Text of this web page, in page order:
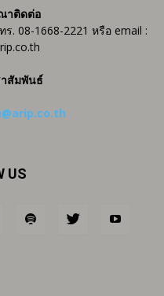
าติดต่อ
08-1668-2221 หรือ email :
สัมพันธ์
US